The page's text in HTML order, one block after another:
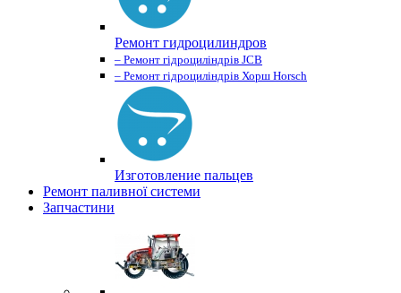
Ремонт гидроцилиндров
– Ремонт гідроциліндрів JCB
– Ремонт гідроциліндрів Хорш Horsch
Изготовление пальцев
Ремонт паливної системи
Запчастини